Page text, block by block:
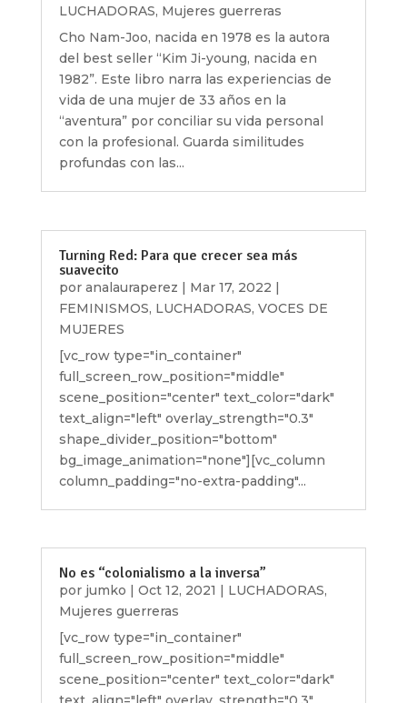
LUCHADORAS, Mujeres guerreras
Cho Nam-Joo, nacida en 1978 es la autora
del best seller “Kim Ji-young, nacida en
1982”. Este libro narra las experiencias de
vida de una mujer de 33 años en la
“aventura” por conciliar su vida personal
con la profesional. Guarda similitudes
profundas con las...
Turning Red: Para que crecer sea más
suavecito
por analauraperez | Mar 17, 2022 |
FEMINISMOS, LUCHADORAS, VOCES DE
MUJERES
[vc_row type="in_container"
full_screen_row_position="middle"
scene_position="center" text_color="dark"
text_align="left" overlay_strength="0.3"
shape_divider_position="bottom"
bg_image_animation="none"][vc_column
column_padding="no-extra-padding"...
No es “colonialismo a la inversa”
por jumko | Oct 12, 2021 | LUCHADORAS,
Mujeres guerreras
[vc_row type="in_container"
full_screen_row_position="middle"
scene_position="center" text_color="dark"